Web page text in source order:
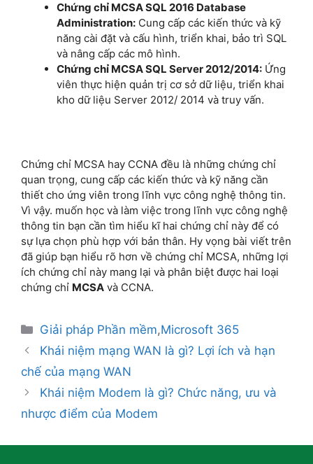
Chứng chỉ MCSA SQL 2016 Database
Administration: Cung cấp các kiến thức và kỹ
năng cài đặt và cấu hình, triển khai, bảo trì SQL
và nâng cấp các mô hình.
Chứng chỉ MCSA SQL Server 2012/2014: Ứng
viên thực hiện quản trị cơ sở dữ liệu, triển khai
kho dữ liệu Server 2012/ 2014 và truy vấn.
Chứng chỉ MCSA hay CCNA đều là những chứng chỉ
quan trọng, cung cấp các kiến thức và kỹ năng cần
thiết cho ứng viên trong lĩnh vực công nghệ thông tin.
Vì vậy. muốn học và làm việc trong lĩnh vực công nghệ
thông tin bạn cần tìm hiểu kĩ hai chứng chỉ này để có
sự lựa chọn phù hợp với bản thân. Hy vọng bài viết trên
đã giúp bạn hiểu rõ hơn về chứng chỉ MCSA, những lợi
ích chứng chỉ này mang lại và phân biệt được hai loại
chứng chỉ MCSA và CCNA.
Giải pháp Phần mềm,Microsoft 365
Khái niệm mạng WAN là gì? Lợi ích và hạn
chế của mạng WAN
Khái niệm Modem là gì? Chức năng, ưu và
nhược điểm của Modem